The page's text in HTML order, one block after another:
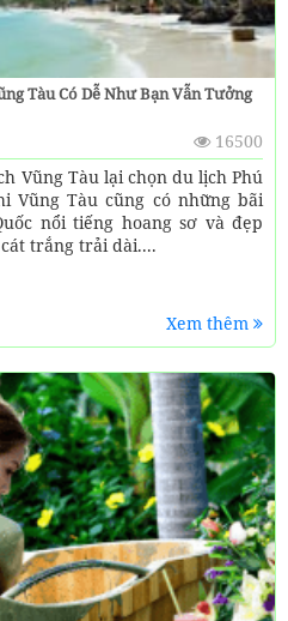
Tàu Có Dễ Như Bạn Vẫn Tưởng
16500
Vũng Tàu lại chọn du lịch Phú
Vũng Tàu cũng có những bãi
nổi tiếng hoang sơ và đẹp
trắng trải dài....
Xem thêm